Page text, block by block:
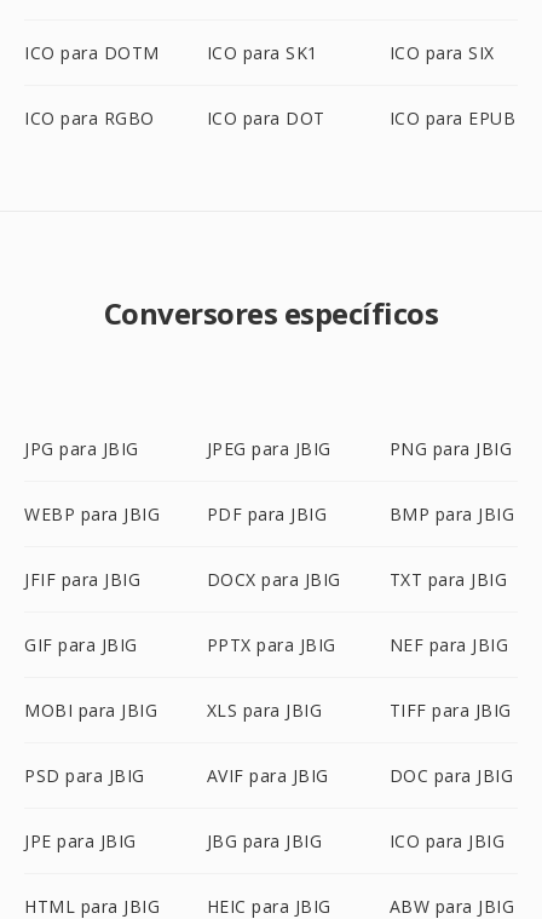
ICO para DOTM ICO para SK1 ICO para SIX
ICO para RGBO ICO para DOT ICO para EPUB
Conversores específicos
JPG para JBIG JPEG para JBIG PNG para JBIG
WEBP para JBIG PDF para JBIG BMP para JBIG
JFIF para JBIG DOCX para JBIG TXT para JBIG
GIF para JBIG PPTX para JBIG NEF para JBIG
MOBI para JBIG XLS para JBIG TIFF para JBIG
PSD para JBIG AVIF para JBIG DOC para JBIG
JPE para JBIG JBG para JBIG ICO para JBIG
HTML para JBIG HEIC para JBIG ABW para JBIG